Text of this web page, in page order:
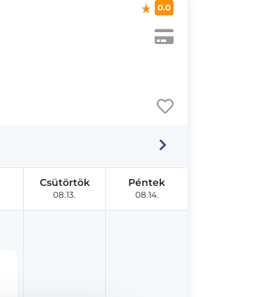
0.0
Csütörtök
08.13.
Péntek
08.14.